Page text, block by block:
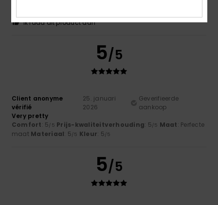
Ik raad dit product aan
5/5
Client anonyme
vérifié
25. januari
2026
Geverifieerde
aankoop
Very pretty
Comfort: 5/5 Prijs-kwaliteitverhouding: 5/5 Maat: Perfecte
maat Materiaal: 5/5 Kleur: 5/5
5/5